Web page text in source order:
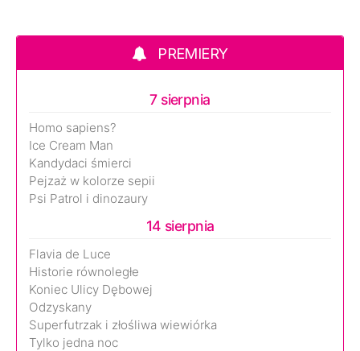
PREMIERY
7 sierpnia
Homo sapiens?
Ice Cream Man
Kandydaci śmierci
Pejzaż w kolorze sepii
Psi Patrol i dinozaury
14 sierpnia
Flavia de Luce
Historie równoległe
Koniec Ulicy Dębowej
Odzyskany
Superfutrzak i złośliwa wiewiórka
Tylko jedna noc